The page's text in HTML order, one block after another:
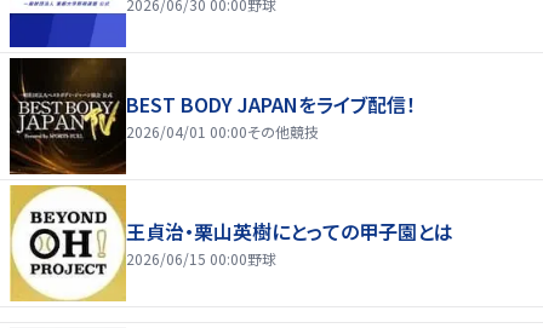
2026/06/30 00:00野球
BEST BODY JAPANをライブ配信！
2026/04/01 00:00その他競技
王貞治・栗山英樹にとっての甲子園とは
2026/06/15 00:00野球